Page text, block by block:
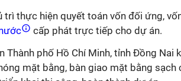
trì thực hiện quyết toán vốn đối ứng,
cấp phát trực tiếp cho dự án.
Thành phố Hồ Chí Minh, tỉnh Đồng Nai
mặt bằng, bàn giao mặt bằng sạch